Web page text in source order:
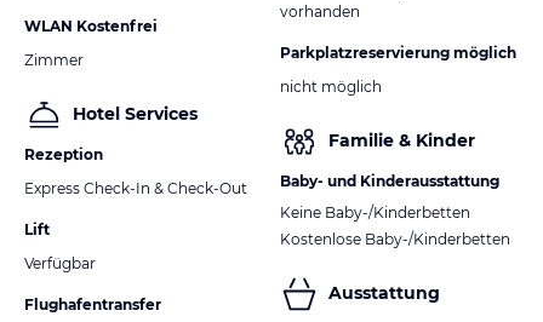
WLAN Kostenfrei
Zimmer
Hotel Services
Rezeption
Express Check-In & Check-Out
Lift
Verfügbar
Flughafentransfer
vorhanden
Parkplatzreservierung möglich
nicht möglich
Familie & Kinder
Baby- und Kinderausstattung
Keine Baby-/Kinderbetten
Kostenlose Baby-/Kinderbetten
Ausstattung